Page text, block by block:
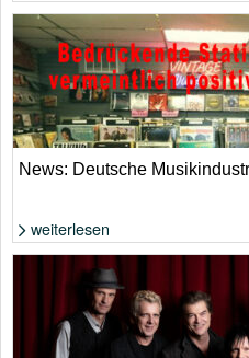
Foto: extrahiert aus YouTube-Video
Die Zahlen klingen nach
und KI. | Adobe Stock
News: Deutsche
weiterlesen